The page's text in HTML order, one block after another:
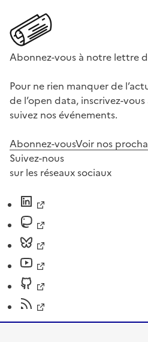
Abonnez-vous à notre lettre
Pour ne rien manquer de
de l’open data, inscrivez-
suivez nos événements.
Abonnez-vousVoir nos
Suivez-nous
sur les réseaux sociaux